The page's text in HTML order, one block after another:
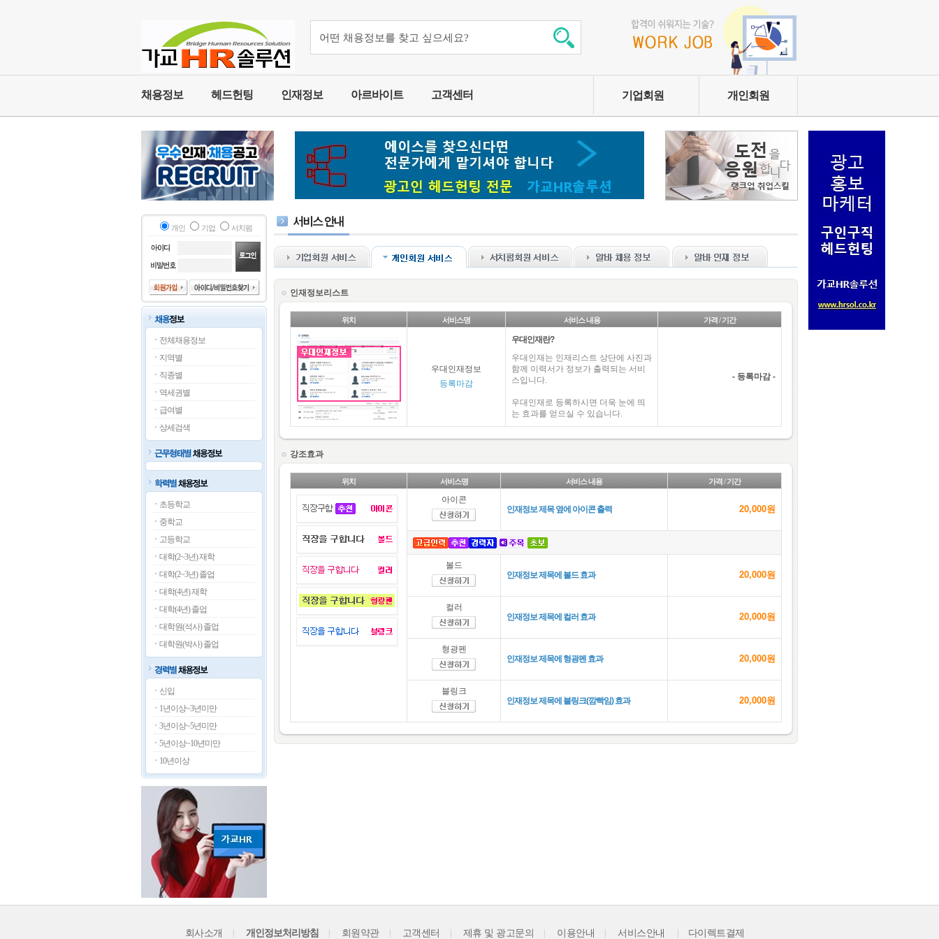
채용정보 헤드헌팅 인재정보 아르바이트 고객센터 기업회원 개인회원
개인 기업 서치펌
전체채용정보
지역별
직종별
역세권별
급여별
상세검색
초등학교
중학교
고등학교
대학(2~3년) 재학
대학(2~3년) 졸업
대학(4년) 재학
대학(4년) 졸업
대학원(석사) 졸업
대학원(박사) 졸업
신입
1년이상~3년미만
3년이상~5년미만
5년이상~10년미만
10년이상
인재정보리스트
위치 서비스명 서비스 내용 가격 / 기간
우대인재정보
등록마감
우대인재란?
우대인재는 인재리스트 상단에 사진과
함께 이력서가 정보가 출력되는 서비
스입니다.
우대인재로 등록하시면 더욱 눈에 띄
는 효과를 얻으실 수 있습니다.
- 등록마감 -
강조효과
위치 서비스명 서비스 내용 가격 / 기간
아이콘
인재정보 제목 옆에 아이콘 출력
20,000원
볼드
인재정보 제목에 볼드 효과
20,000원
컬러
인재정보 제목에 컬러 효과
20,000원
형광펜
인재정보 제목에 형광펜 효과
20,000원
블링크
인재정보 제목에 블링크(깜빡임) 효과
20,000원
회사소개 개인정보처리방침 회원약관 고객센터 제휴 및 광고문의 이용안내 서비스안내 다이렉트결제